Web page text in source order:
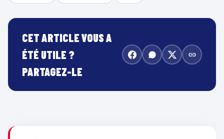
CET ARTICLE VOUS A
ÉTÉ UTILE ?
PARTAGEZ-LE